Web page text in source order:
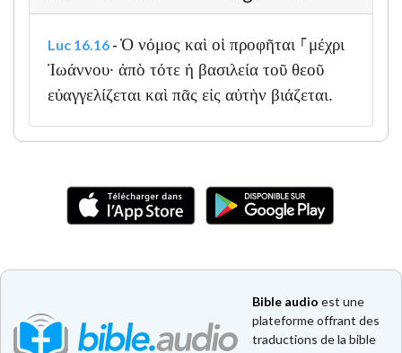
Luc 16.16 - Ὁ νόμος καὶ οἱ προφῆται ⸀μέχρι
Ἰωάννου· ἀπὸ τότε ἡ βασιλεία τοῦ θεοῦ
εὐαγγελίζεται καὶ πᾶς εἰς αὐτὴν βιάζεται.
Bible audio est une
plateforme offrant des
traductions de la bible